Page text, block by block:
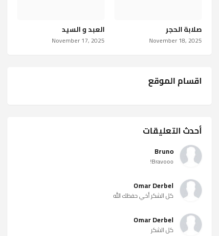
صلابة الحجر
November 18, 2025
العبد و السيد
November 17, 2025
اقسام الموقع
أحدث التعليقات
Bruno
Bravooo!
Omar Derbel
كل الشكر أخي حفظك الله
Omar Derbel
كل الشكر